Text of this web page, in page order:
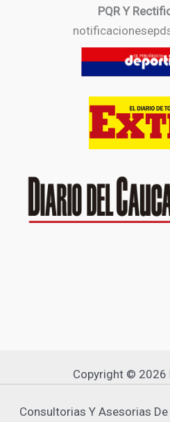
PQR Y
Copyright © 2026
Consultorias Y Asesorias